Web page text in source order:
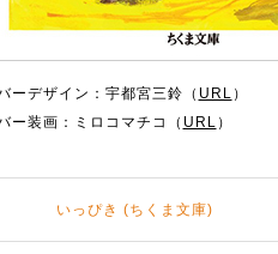
ーデザイン：宇都宮三鈴（ URL ）
ー装画：ミロコマチコ（ URL ）
いっぴき (ちくま文庫)